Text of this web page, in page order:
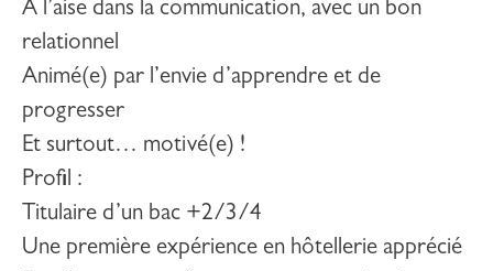
À l’aise dans la communication, avec un bon
relationnel
Animé(e) par l’envie d’apprendre et de
progresser
Et surtout… motivé(e) !
Profil :
Titulaire d’un bac +2/3/4
Une première expérience en hôtellerie apprécié